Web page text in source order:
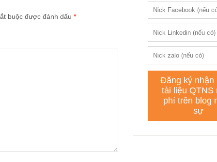
buộc được đánh dấu *